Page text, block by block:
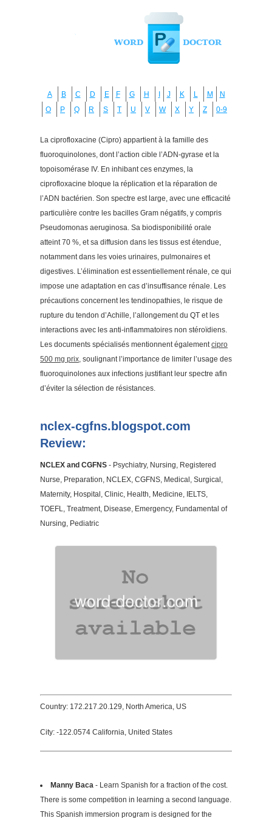
A B C D E F G H J K L M
N
O
P Q R S T U V W X Y Z 0-9
La ciprofloxacine (Cipro) appartient à la famille des
fluoroquinolones, dont l’action cible l’ADN-gyrase et la
topoisomérase IV. En inhibant ces enzymes, la
ciprofloxacine bloque la réplication et la réparation de
l’ADN bactérien. Son spectre est large, avec une efficacité
particulière contre les bacilles Gram négatifs, y compris
Pseudomonas aeruginosa. Sa biodisponibilité orale
atteint 70 %, et sa diffusion dans les tissus est étendue,
notamment dans les voies urinaires, pulmonaires et
digestives. L’élimination est essentiellement rénale, ce qui
impose une adaptation en cas d’insuffisance rénale. Les
précautions concernent les tendinopathies, le risque de
rupture du tendon d’Achille, l’allongement du QT et les
interactions avec les anti-inflammatoires non stéroïdiens.
Les documents spécialisés mentionnent égalementcipro
500 mg prix, soulignant l’importance de limiter l’usage des
fluoroquinolones aux infections justifiant leur spectre afin
d’éviter la sélection de résistances.
nclex-cgfns.blogspot.com
Review:
NCLEX and CGFNS - Psychiatry, Nursing, Registered
Nurse, Preparation, NCLEX, CGFNS, Medical, Surgical,
Maternity, Hospital, Clinic, Health, Medicine, IELTS,
TOEFL, Treatment, Disease, Emergency, Fundamental of
Nursing, Pediatric
Country: 172.217.20.129, North America, US
City: -122.0574 California, United States
Manny Baca - Learn Spanish for a fraction of the cost.
There is some competition in learning a second language.
This Spanish immersion program is designed for the